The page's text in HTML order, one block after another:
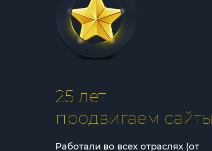
25 лет
продвигаем сайты
Работали во всех отраслях (от